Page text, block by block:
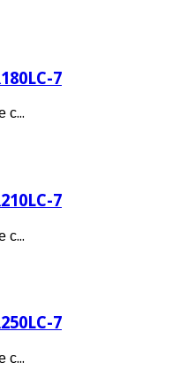
7
с...
7
с...
7
с...